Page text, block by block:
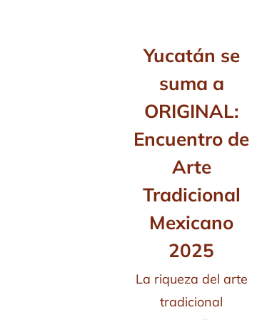
Yucatán se
suma a
ORIGINAL:
Encuentro de
Arte
Tradicional
Mexicano
2025
La riqueza del arte
tradicional